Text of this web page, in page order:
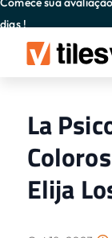
dias !
La
Elija